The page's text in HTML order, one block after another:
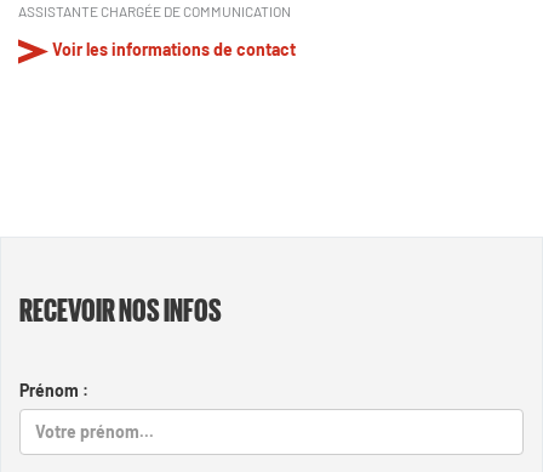
ASSISTANTE CHARGÉE DE COMMUNICATION
Voir les informations de contact
RECEVOIR NOS INFOS
Prénom :